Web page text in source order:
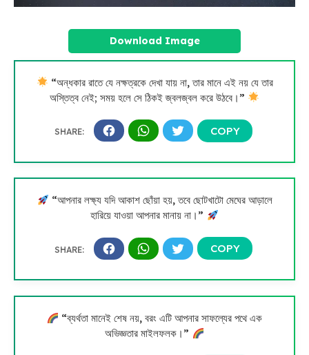
Download Image
“অন্ধকার রাতে যে নক্ষত্রকে দেখা যায় না, তার মানে এই নয় যে তার
অস্তিত্ব নেই; সময় হলে সে ঠিকই জ্বলজ্বল করে উঠবে।”
“আপনার লক্ষ্য যদি আকাশ ছোঁয়া হয়, তবে ছোটখাটো মেঘের আড়ালে
হারিয়ে যাওয়া আপনার মানায় না।”
“ব্যর্থতা মানেই শেষ নয়, বরং এটি আপনার সাফল্যের পথে এক
অভিজ্ঞতার মাইলফলক।”